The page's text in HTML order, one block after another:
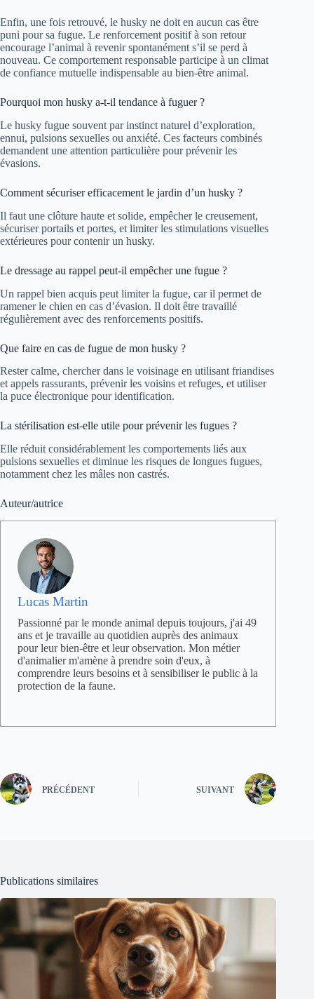
Enfin, une fois retrouvé, le husky ne doit en aucun cas être
puni pour sa fugue. Le renforcement positif à son retour
encourage l’animal à revenir spontanément s’il se perd à
nouveau. Ce comportement responsable participe à un climat
de confiance mutuelle indispensable au bien-être animal.
Pourquoi mon husky a-t-il tendance à fuguer ?
Le husky fugue souvent par instinct naturel d’exploration,
ennui, pulsions sexuelles ou anxiété. Ces facteurs combinés
demandent une attention particulière pour prévenir les
évasions.
Comment sécuriser efficacement le jardin d’un husky ?
Il faut une clôture haute et solide, empêcher le creusement,
sécuriser portails et portes, et limiter les stimulations visuelles
extérieures pour contenir un husky.
Le dressage au rappel peut-il empêcher une fugue ?
Un rappel bien acquis peut limiter la fugue, car il permet de
ramener le chien en cas d’évasion. Il doit être travaillé
régulièrement avec des renforcements positifs.
Que faire en cas de fugue de mon husky ?
Rester calme, chercher dans le voisinage en utilisant friandises
et appels rassurants, prévenir les voisins et refuges, et utiliser
la puce électronique pour identification.
La stérilisation est-elle utile pour prévenir les fugues ?
Elle réduit considérablement les comportements liés aux
pulsions sexuelles et diminue les risques de longues fugues,
notamment chez les mâles non castrés.
Auteur/autrice
Lucas Martin
Passionné par le monde animal depuis toujours, j'ai 49
ans et je travaille au quotidien auprès des animaux
pour leur bien-être et leur observation. Mon métier
d'animalier m'amène à prendre soin d'eux, à
comprendre leurs besoins et à sensibiliser le public à la
protection de la faune.
PRÉCÉDENT SUIVANT
Publications similaires